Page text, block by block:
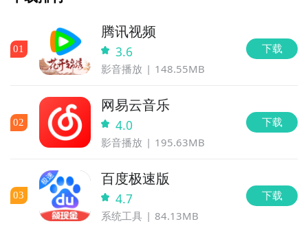
01
腾讯视频
3.6
影音播放 148.55MB
下载
02
网易云音乐
4.0
影音播放 195.63MB
下载
03
百度极速版
4.7
系统工具 84.13MB
下载